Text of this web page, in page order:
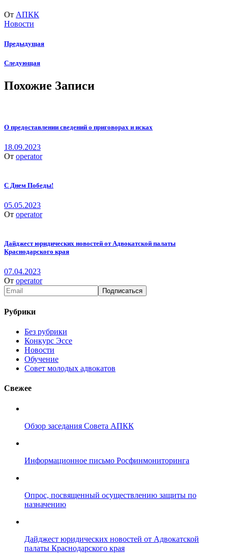
От АПКК
Новости
Предыдущая
Следующая
Похожие Записи
О предоставлении сведений о приговорах и исках
18.09.2023
От operator
С Днем Победы!
05.05.2023
От operator
Дайджест юридических новостей от Адвокатской палаты
Краснодарского края
07.04.2023
От operator
Рубрики
Без рубрики
Конкурс Эссе
Новости
Обучение
Совет молодых адвокатов
Свежее
Обзор заседания Совета АПКК
Информационное письмо Росфинмониторинга
Опрос, посвященный осуществлению защиты по
назначению
Дайджест юридических новостей от Адвокатской
палаты Краснодарского края